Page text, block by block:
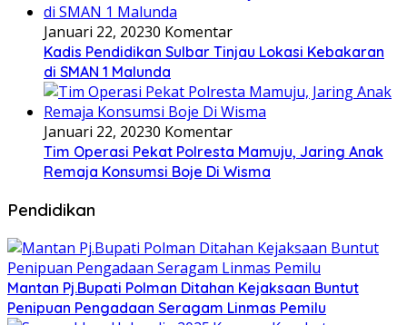
Januari 22, 20230 Komentar
Kadis Pendidikan Sulbar Tinjau Lokasi Kebakaran
di SMAN 1 Malunda
Januari 22, 20230 Komentar
Tim Operasi Pekat Polresta Mamuju, Jaring Anak
Remaja Konsumsi Boje Di Wisma
Pendidikan
Mantan Pj.Bupati Polman Ditahan Kejaksaan Buntut
Penipuan Pengadaan Seragam Linmas Pemilu